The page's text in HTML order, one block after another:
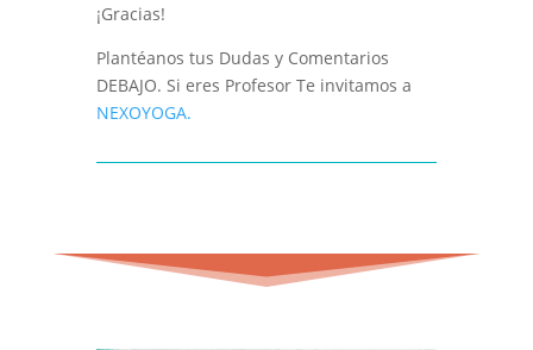
¡Gracias!
Plantéanos tus Dudas y Comentarios
DEBAJO. Si eres Profesor Te invitamos a
NEXOYOGA.